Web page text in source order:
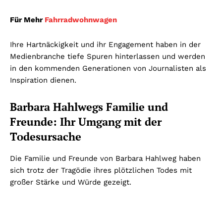
Für Mehr Fahrradwohnwagen
Ihre Hartnäckigkeit und ihr Engagement haben in der
Medienbranche tiefe Spuren hinterlassen und werden
in den kommenden Generationen von Journalisten als
Inspiration dienen.
Barbara Hahlwegs Familie und
Freunde: Ihr Umgang mit der
Todesursache
Die Familie und Freunde von Barbara Hahlweg haben
sich trotz der Tragödie ihres plötzlichen Todes mit
großer Stärke und Würde gezeigt.